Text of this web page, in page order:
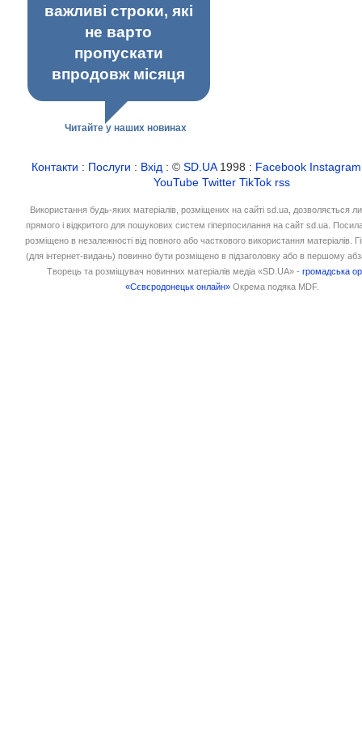
важливі строки, які
не варто
пропускати
впродовж місяця
Читайте у наших новинах
Контакти : Послуги : Вхід : ©SD.UA1998 : Facebook Instagram
YouTube Twitter TikTok rss
Використання будь-яких матеріалів, розміщених на сайті sd.ua, дозволяється
прямого і відкритого для пошукових систем гіперпосилання на сайт sd.ua.
розміщено в незалежності від повного або часткового використання матеріалів.
(для інтернет-видань) повинно бути розміщено в підзаголовку або в першому
Творець та розміщувач новинних матеріалів медіа «SD.UA» -громадська
«Сєвєродонецьк онлайн» Окрема подяка MDF.